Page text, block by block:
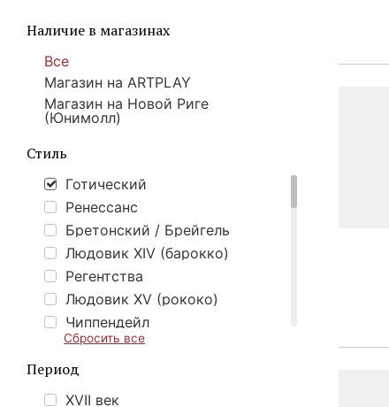
Винтажная бижутерия
Разный антиквариат
Подарки
Товары со скидкой
%
Наличие в магазинах
Все
Магазин на ARTPLAY
Магазин на Новой Риге
(Юнимолл)
Стиль
Готический
Ренессанс
Бретонский / Брейгель
Людовик XIV (барокко)
Регентства
Людовик XV (рококо)
Чиппендейл
Людовик XVI (классицизм)
Реставрация (Людовик XVIII, Карл Х, Луи-Филипп)
Ампир
Сбросить все
Период
XVII век